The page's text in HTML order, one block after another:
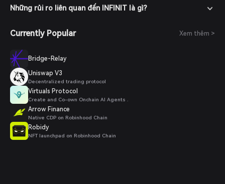
Những rủi ro liên quan đến INFINIT là gì?
Currently Popular Xem thêm >
Bridge-Relay
Uniswap V3
Decentralized trading protocol
Virtuals Protocol
Create and Co-own Onchain AI Agents .
Arrow Finance
Native CDP on Robinhood Chain
Robidy
NFT launchpad on Robinhood Chain